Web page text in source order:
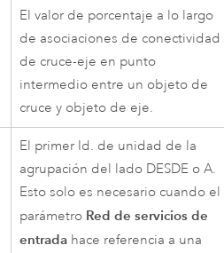
El valor de porcentaje a lo largo
de asociaciones de conectividad
de cruce-eje en punto
intermedio entre un objeto de
cruce y objeto de eje.
El primer Id. de unidad de la
agrupación del lado DESDE o A.
Esto solo es necesario cuando el
parámetro Red de servicios de
entradahace referencia a una